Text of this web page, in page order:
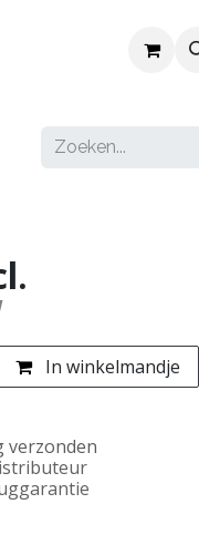
Verkooppunten
In winkelmandje
verzonden